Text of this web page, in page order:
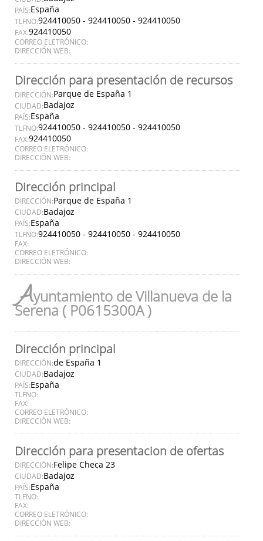
PAÍS:España
TLFNO:924410050 - 924410050 - 924410050
FAX:924410050
CORREO ELETRÓNICO:
DIRECCIÓN WEB:
Dirección para presentación de recursos
DIRECCIÓN:Parque de España 1
CIUDAD:Badajoz
PAÍS:España
TLFNO:924410050 - 924410050 - 924410050
FAX:924410050
CORREO ELETRÓNICO:
DIRECCIÓN WEB:
Dirección principal
DIRECCIÓN:Parque de España 1
CIUDAD:Badajoz
PAÍS:España
TLFNO:924410050 - 924410050 - 924410050
FAX:
CORREO ELETRÓNICO:
DIRECCIÓN WEB:
Ayuntamiento de Villanueva de la
Serena ( P0615300A )
Dirección principal
DIRECCIÓN:de España 1
CIUDAD:Badajoz
PAÍS:España
TLFNO:
FAX:
CORREO ELETRÓNICO:
DIRECCIÓN WEB:
Dirección para presentacion de ofertas
DIRECCIÓN:Felipe Checa 23
CIUDAD:Badajoz
PAÍS:España
TLFNO:
FAX:
CORREO ELETRÓNICO:
DIRECCIÓN WEB: